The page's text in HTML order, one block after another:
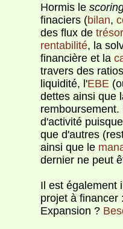
Hormis le
finaciers (bilan,
des flux de
rentabilité, la
financière et la
travers des
liquidité, l'EBE
dettes ainsi que
d'activité
que d'autres
ainsi que le
dernier ne peut
Il est également
projet à financer
Expansion ?